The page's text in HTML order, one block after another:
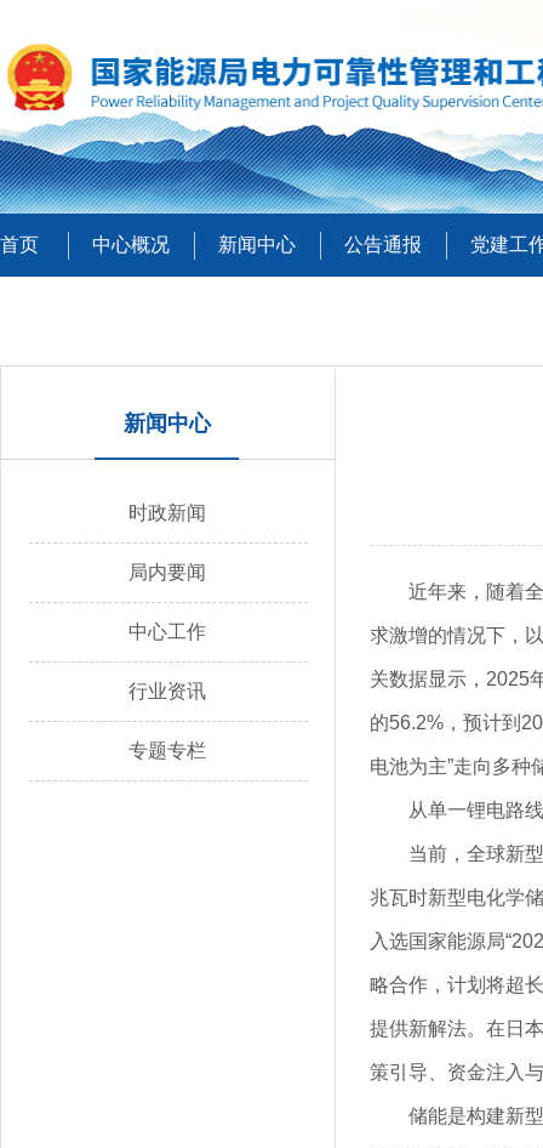
首页 中心概况 新闻中心 公告通报 党建工
新闻中心
时政新闻
局内要闻
中心工作
行业资讯
专题专栏
近年来，随着
求激增的情况下，
关数据显示，2025
的56.2%，预计到
电池为主”走向多种
从单一锂电路
当前，全球新
兆瓦时新型电化学
入选国家能源局
略合作，计划将超
提供新解法。在日
策引导、资金注入
储能是构建新